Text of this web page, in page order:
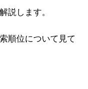
説します。
順位について見て